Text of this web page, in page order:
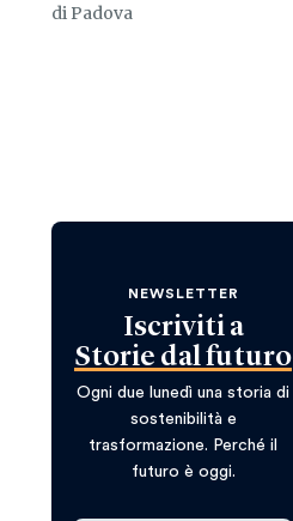
di Padova
NEWSLETTER
Iscriviti a
Storie dal futuro
Ogni due lunedì una storia di
sostenibilità e
trasformazione. Perché il
futuro è oggi.